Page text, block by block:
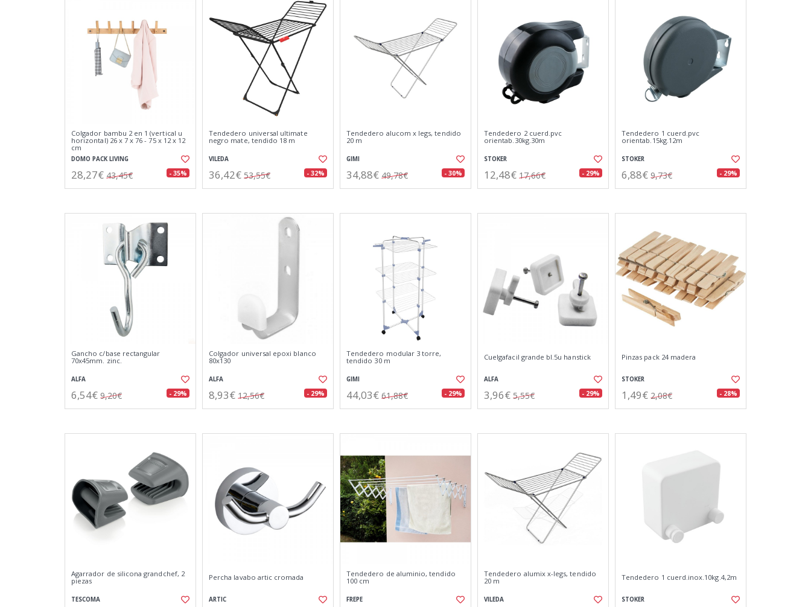
Colgador bambu 2 en 1 (vertical u
horizontal) 26 x 7 x 76 - 75 x 12 x 12
cm
DOMO PACK LIVING
28,27€ 43,45€ - 35%
Tendedero universal ultimate
negro mate, tendido 18 m
VILEDA
36,42€ 53,55€ - 32%
Tendedero alucom x legs, tendido
20 m
GIMI
34,88€ 49,78€ - 30%
Tendedero 2 cuerd.pvc
orientab.30kg.30m
STOKER
12,48€ 17,66€ - 29%
Tendedero 1 cuerd.pvc
orientab.15kg.12m
STOKER
6,88€ 9,73€ - 29%
Gancho c/base rectangular
70x45mm. zinc.
ALFA
6,54€ 9,20€ - 29%
Colgador universal epoxi blanco
80x130
ALFA
8,93€ 12,56€ - 29%
Tendedero modular 3 torre,
tendido 30 m
GIMI
44,03€ 61,88€ - 29%
Cuelgafacil grande bl.5u hanstick
ALFA
3,96€ 5,55€ - 29%
Pinzas pack 24 madera
STOKER
1,49€ 2,08€ - 28%
Agarrador de silicona grandchef, 2
piezas
TESCOMA
Percha lavabo artic cromada
ARTIC
Tendedero de aluminio, tendido
100 cm
FREPE
Tendedero alumix x-legs, tendido
20 m
VILEDA
Tendedero 1 cuerd.inox.10kg.4,2m
STOKER